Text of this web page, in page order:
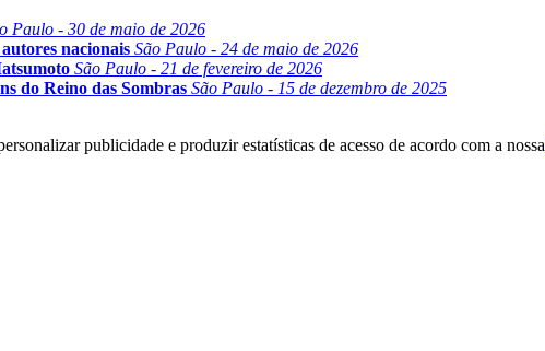
Paulo - 30 de maio de 2026
nacionais São Paulo - 24 de maio de 2026
São Paulo - 21 de fevereiro de 2026
do Reino das Sombras São Paulo - 15 de dezembro de 2025
publicidade e produzir estatísticas de acesso de acordo com a nossa